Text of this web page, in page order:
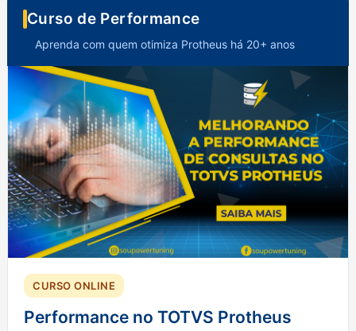
Curso de Performance
Aprenda com quem otimiza Protheus há 20+ anos
CURSO ONLINE
Performance no TOTVS Protheus